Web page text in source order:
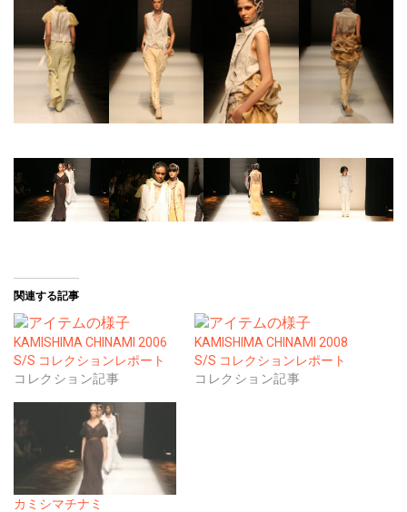
関連する記事
KAMISHIMA CHINAMI 2006
S/S コレクションレポート
コレクション記事
KAMISHIMA CHINAMI 2008
S/S コレクションレポート
コレクション記事
カミシマチナミ